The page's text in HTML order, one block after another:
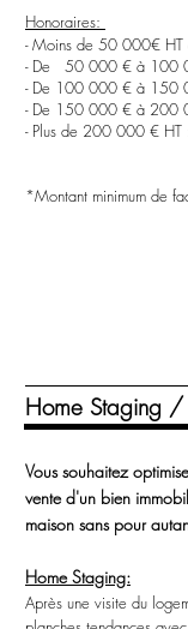
Honoraires:
- Moins de 50 000€ HT
- De 50 000 € à 100
- De 100 000 € à 150
- De 150 000 € à 200
- Plus de 200 000 € HT
*Montant minimum de
Home Staging
Vous souhaitez
vente d'un bien
maison sans pour
Home Staging:
Après une visite du